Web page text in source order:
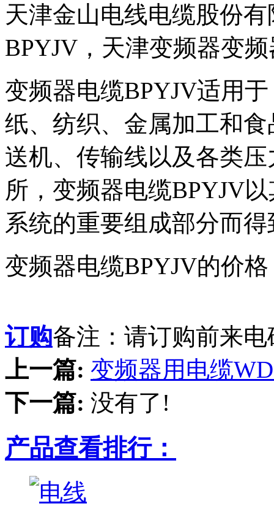
天津金山电线电缆股份
BPYJV，天津变频器变
变频器电缆BPYJV适用
纸、纺织、金属加工和
送机、传输线以及各类
所，变频器电缆BPYJV
系统的重要组成部分而
变频器电缆BPYJV的价
订购备注：请订购前来
上一篇: 变频器用电缆
下一篇: 没有了!
产品查看排行：